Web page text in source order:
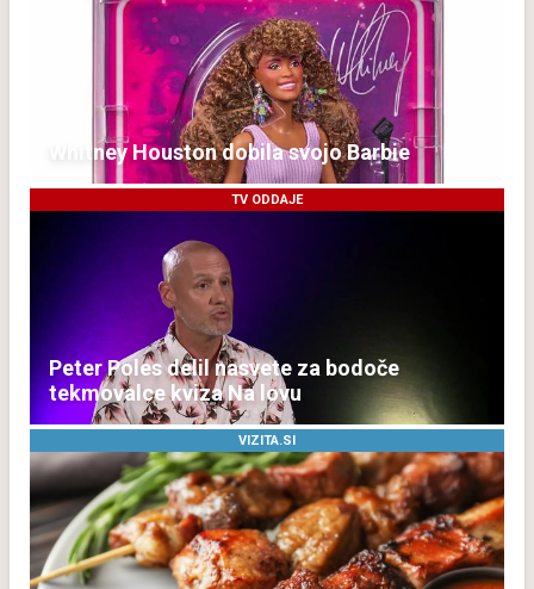
Whitney Houston dobila svojo Barbie
TV ODDAJE
Peter Poles delil nasvete za bodoče
tekmovalce kviza Na lovu
VIZITA.SI